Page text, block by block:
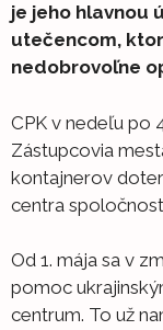
je jeho hlavnou
utečencom,
nedobrovoľne
CPK v nedeľu po
Zástupcovia
kontajnerov
centra
Od 1. mája sa v
pomoc
centrum. To už